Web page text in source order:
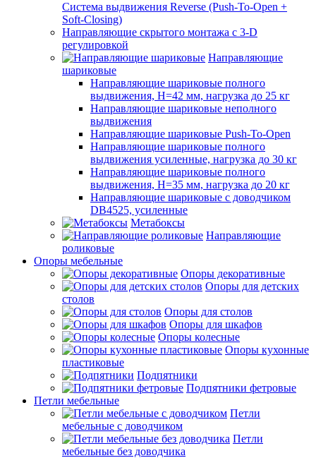
Система выдвижения Reverse (Push-To-Open +
Soft-Closing)
Направляющие скрытого монтажа с 3-D
регулировкой
Направляющие
шариковые
Направляющие шариковые полного
выдвижения, H=42 мм, нагрузка до 25 кг
Направляющие шариковые неполного
выдвижения
Направляющие шариковые Push-To-Open
Направляющие шариковые полного
выдвижения усиленные, нагрузка до 30 кг
Направляющие шариковые полного
выдвижения, H=35 мм, нагрузка до 20 кг
Направляющие шариковые с доводчиком
DB4525, усиленные
Метабоксы
Направляющие
роликовые
Опоры мебельные
Опоры декоративные
Опоры для детских
столов
Опоры для столов
Опоры для шкафов
Опоры колесные
Опоры кухонные
пластиковые
Подпятники
Подпятники фетровые
Петли мебельные
Петли
мебельные с доводчиком
Петли
мебельные без доводчика